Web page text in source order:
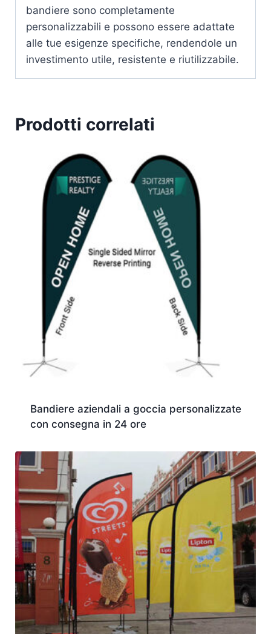
bandiere sono completamente
personalizzabili e possono essere adattate
alle tue esigenze specifiche, rendendole un
investimento utile, resistente e riutilizzabile.
Prodotti correlati
Bandiere aziendali a goccia personalizzate
con consegna in 24 ore